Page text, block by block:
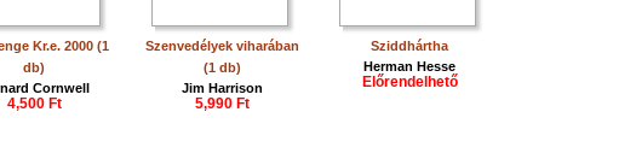
Kr.e. 2000 (1
db)
Cornwell
4,500 Ft
Szenvedélyek viharában
(1 db)
Jim Harrison
5,990 Ft
Sziddhártha
Herman Hesse
Előrendelhető